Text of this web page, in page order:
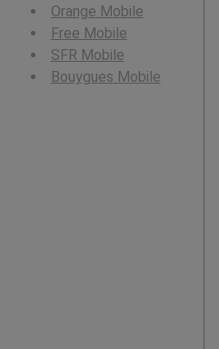
Orange Mobile
Free Mobile
SFR Mobile
Bouygues Mobile